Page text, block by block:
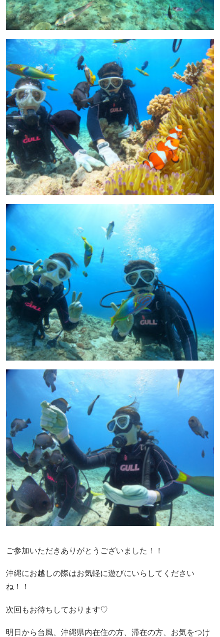
ご参加いただきありがとうございました！！
沖縄にお越しの際はお気軽に遊びにいらしてください
ね！！
次回もお待ちしております♡
明日から台風、沖縄県内在住の方、滞在の方、お気をつけ